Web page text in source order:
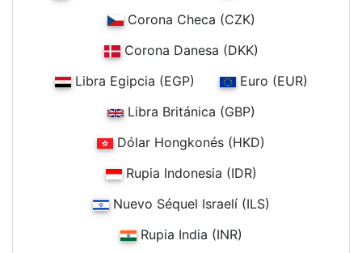
Corona Checa (CZK)
Corona Danesa (DKK)
Libra Egipcia (EGP)
Euro (EUR)
Libra Británica (GBP)
Dólar Hongkonés (HKD)
Rupia Indonesia (IDR)
Nuevo Séquel Israelí (ILS)
Rupia India (INR)